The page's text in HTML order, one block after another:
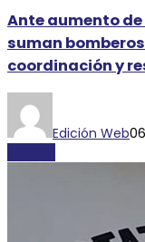
Ante aumento
suman
coordinación y
Edición Web